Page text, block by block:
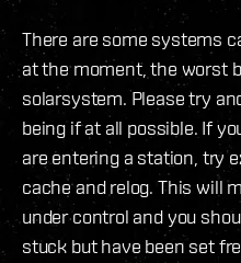
There are some systems
at the moment, the worst
solarsystem. Please try
being if at all possible. If
are entering a station, try
cache and relog. This will
under control and you
stuck but have been set